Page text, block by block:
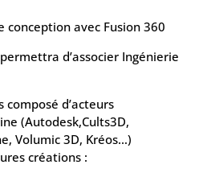
conception avec Fusion 360
d’associer Ingénierie
composé d’acteurs
(Autodesk,Cults3D,
Volumic 3D, Kréos…)
créations :